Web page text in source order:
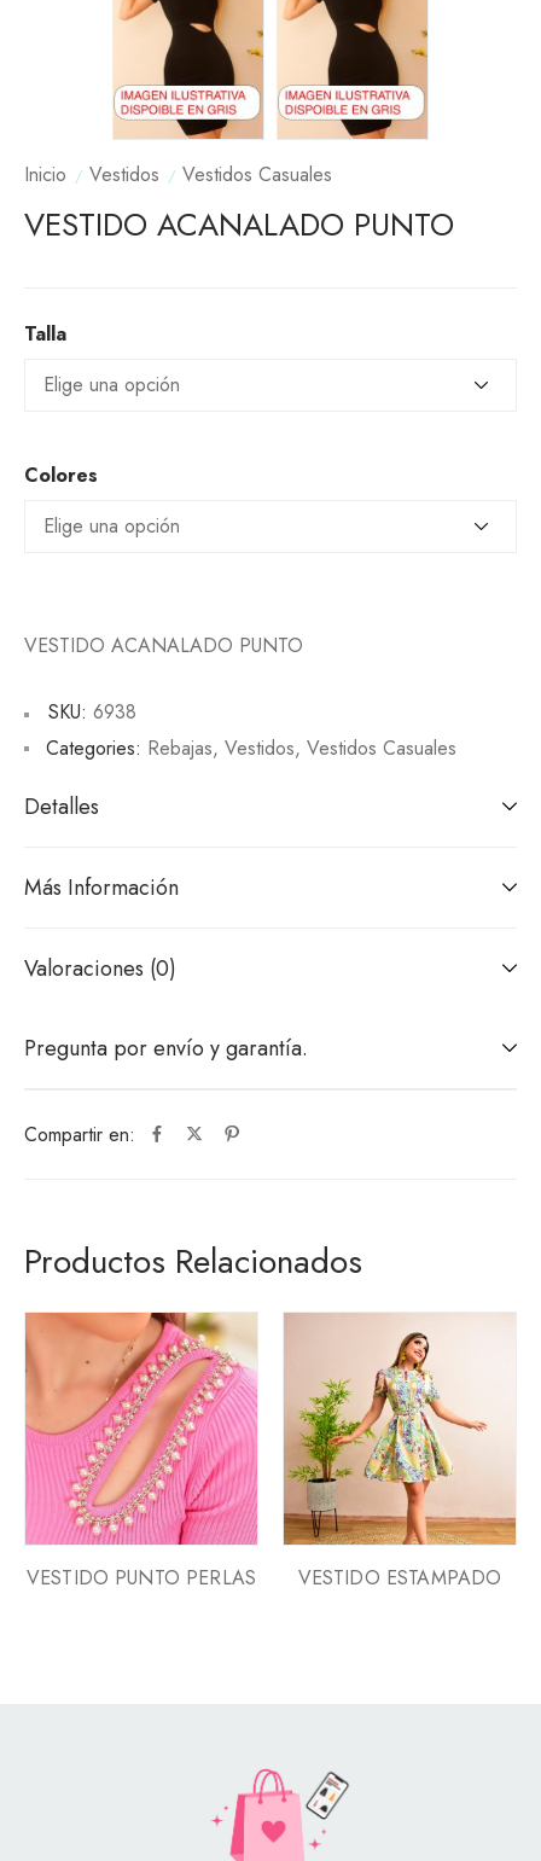
Inicio Vestidos Vestidos Casuales
VESTIDO ACANALADO PUNTO
Talla
Colores
VESTIDO ACANALADO PUNTO
Compartir en:
SKU: 6938
Categories: Rebajas, Vestidos, Vestidos Casuales
Detalles
Más Información
Valoraciones (0)
Pregunta por envío y garantía.
Productos Relacionados
VESTIDO PUNTO PERLAS VESTIDO ESTAMPADO